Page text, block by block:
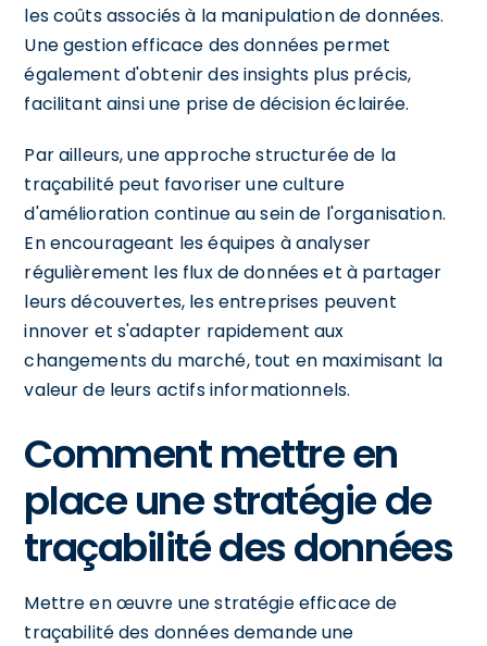
les coûts associés à la manipulation de données.
Une gestion efficace des données permet
également d'obtenir des insights plus précis,
facilitant ainsi une prise de décision éclairée.
Par ailleurs, une approche structurée de la
traçabilité peut favoriser une culture
d'amélioration continue au sein de l'organisation.
En encourageant les équipes à analyser
régulièrement les flux de données et à partager
leurs découvertes, les entreprises peuvent
innover et s'adapter rapidement aux
changements du marché, tout en maximisant la
valeur de leurs actifs informationnels.
Comment mettre en
place une stratégie de
traçabilité des données
Mettre en œuvre une stratégie efficace de
traçabilité des données demande une